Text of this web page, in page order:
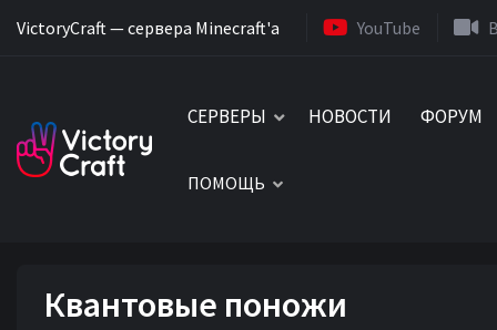
VictoryCraft — сервера Minecraft'a YouTube
СЕРВЕРЫ НОВОСТИ ФОРУМ
ПОМОЩЬ
Квантовые поножи